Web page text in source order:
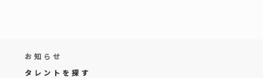
お知らせ
タレントを探す